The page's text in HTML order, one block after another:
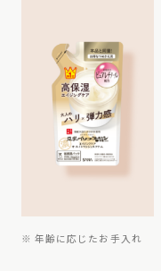
※ 年齢に応じたお手入れ